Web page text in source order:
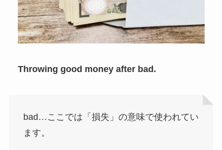
Throwing good money after bad.
bad…ここでは「損失」の意味で使われてい
ます。